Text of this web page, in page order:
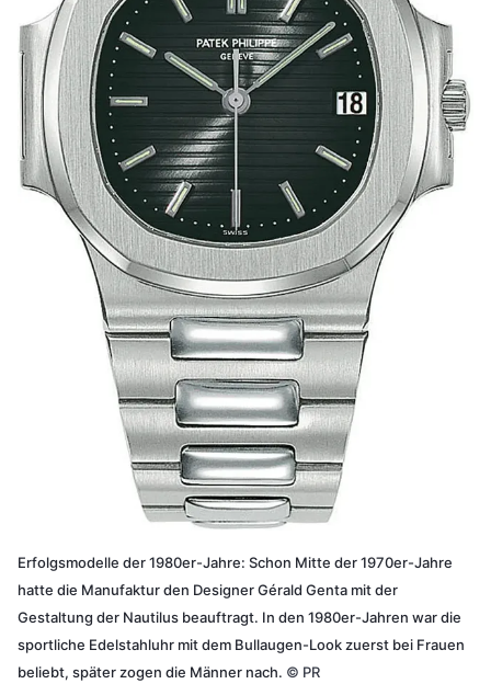
Erfolgsmodelle der 1980er-Jahre: Schon Mitte der 1970er-Jahre
hatte die Manufaktur den Designer Gérald Genta mit der
Gestaltung der Nautilus beauftragt. In den 1980er-Jahren war die
sportliche Edelstahluhr mit dem Bullaugen-Look zuerst bei Frauen
beliebt, später zogen die Männer nach. © PR